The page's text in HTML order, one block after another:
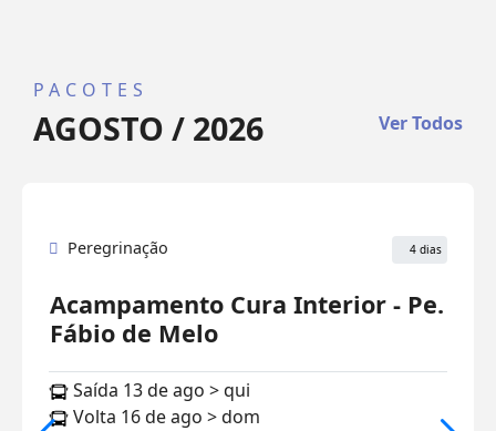
PACOTES
AGOSTO / 2026 Ver Todos
Peregrinação 4 dias
Acampamento Cura Interior - Pe.
Fábio de Melo
Saída 13 de ago > qui
Volta 16 de ago > dom